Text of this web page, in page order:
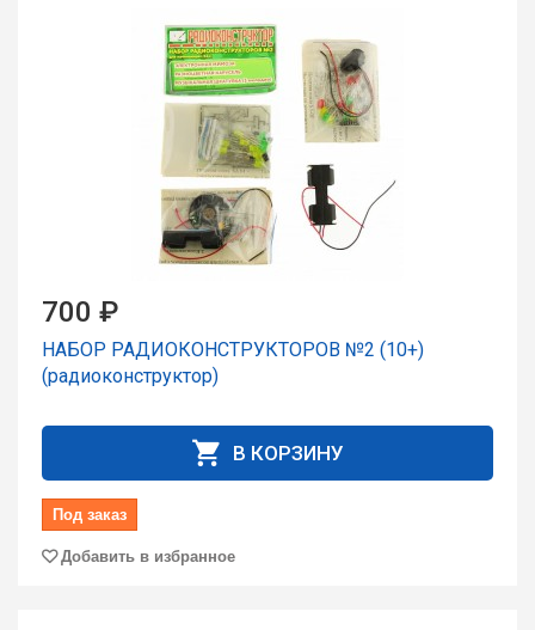
700 ₽
НАБОР РАДИОКОНСТРУКТОРОВ №2 (10+)
(радиоконструктор)
В КОРЗИНУ
Под заказ
Добавить в избранное